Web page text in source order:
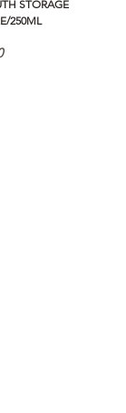
STORAGE
250ML